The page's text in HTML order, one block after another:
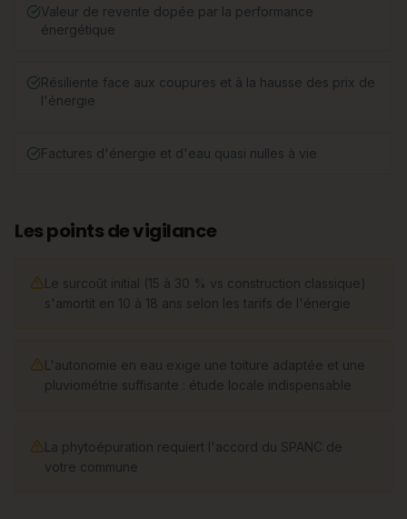
Valeur de revente dopée par la performance
énergétique
Résiliente face aux coupures et à la hausse des prix de
l'énergie
Factures d'énergie et d'eau quasi nulles à vie
Les points de vigilance
Le surcoût initial (15 à 30 % vs construction classique)
s'amortit en 10 à 18 ans selon les tarifs de l'énergie
L'autonomie en eau exige une toiture adaptée et une
pluviométrie suffisante : étude locale indispensable
La phytoépuration requiert l'accord du SPANC de
votre commune